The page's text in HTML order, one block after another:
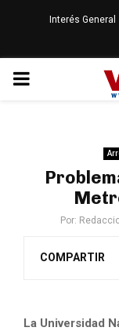
Interés General
PRIMARY
Por:
COMPARTIR
La Universidad